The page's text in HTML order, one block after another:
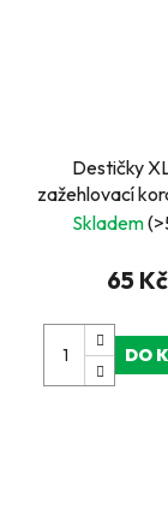
Destičky
zažehlovací
motýl a
Skladem
65 Kč
DO